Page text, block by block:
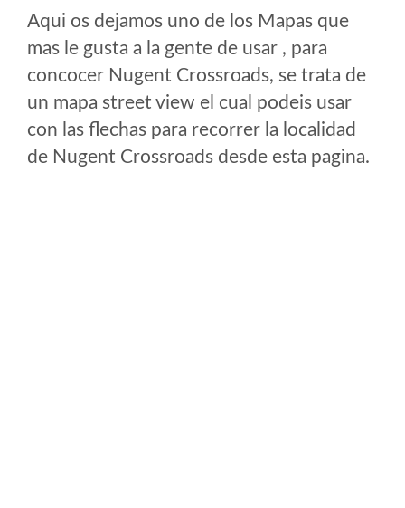
Aqui os dejamos uno de los Mapas que
mas le gusta a la gente de usar , para
concocer Nugent Crossroads, se trata de
un mapa street view el cual podeis usar
con las flechas para recorrer la localidad
de Nugent Crossroads desde esta pagina.